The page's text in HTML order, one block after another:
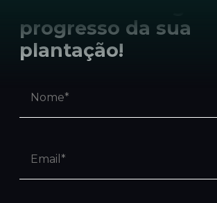
progresso da sua
plantação!